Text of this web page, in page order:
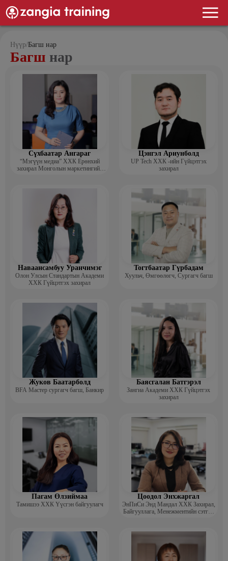
Нүүр/Багш нар
Багш нар
Сүхбаатар Ангараг
“Мэгүүн медиа” ХХК Ерөнхий
захирал Монголын маркетингийн
Цэнгэл Ариунболд
UP Tech ХХК -ийн Гүйцэтгэх
захирал
Наваансамбуу Уранчимэг
Олон Улсын Стандартын Академи
ХХК Гүйцэтгэх захирал
Тогтбаатар Гүрбадам
Хуульч, Өмгөөлөгч, Сургагч багш
Жуков Баатарболд
BFA Мастер сургагч багш, Банкир
Баясгалан Батгэрэл
Зангиа Академи ХХК Гүйцэтгэх
захирал
Пагам Өлзиймаа
Тамишээ ХХК Үүсгэн байгуулагч
Цоодол Энхжаргал
ЭнПиСи Энд Мандал ХХК Захирал,
Байгууллага, Менежментийн сэтгэл